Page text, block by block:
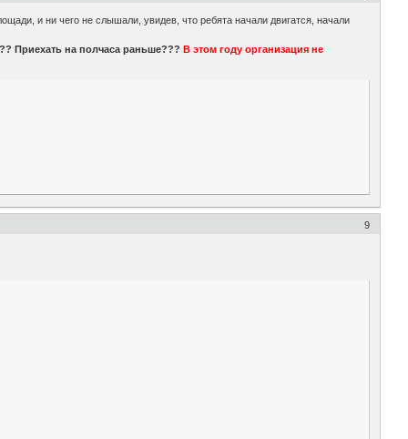
и ни чего не слышали, увидев, что ребята начали двигатся, начали
Приехать на полчаса раньше??? В этом году организация не
9